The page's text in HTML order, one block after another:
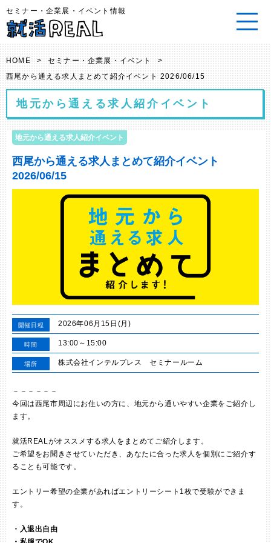
セミナー・企業展・イベント情報
HOME > セミナー・企業展・イベント
>
西尾から通える求人まとめて紹介イベント 2026/06/15
地元から通える求人紹介イベント
地元から通える求人紹介イベント
西尾から通える求人まとめて紹介イベント
2026/06/15
開催日程 2026年06月15日(月)
時間 13:00～15:00
場所 株式会社インテルプレス セミナールーム
－－－－－－
今回は西尾市周辺にお住いの方に、地元から通いやすい企業をご紹介し
ます。
就活REALがオススメする求人をまとめてご紹介します。
ご希望をお聞きさせていただき、あなたに合った求人を個別にご紹介す
ることも可能です。
エントリー希望の企業があればエントリーシート 1枚で受験ができま
す。
・入退出自由